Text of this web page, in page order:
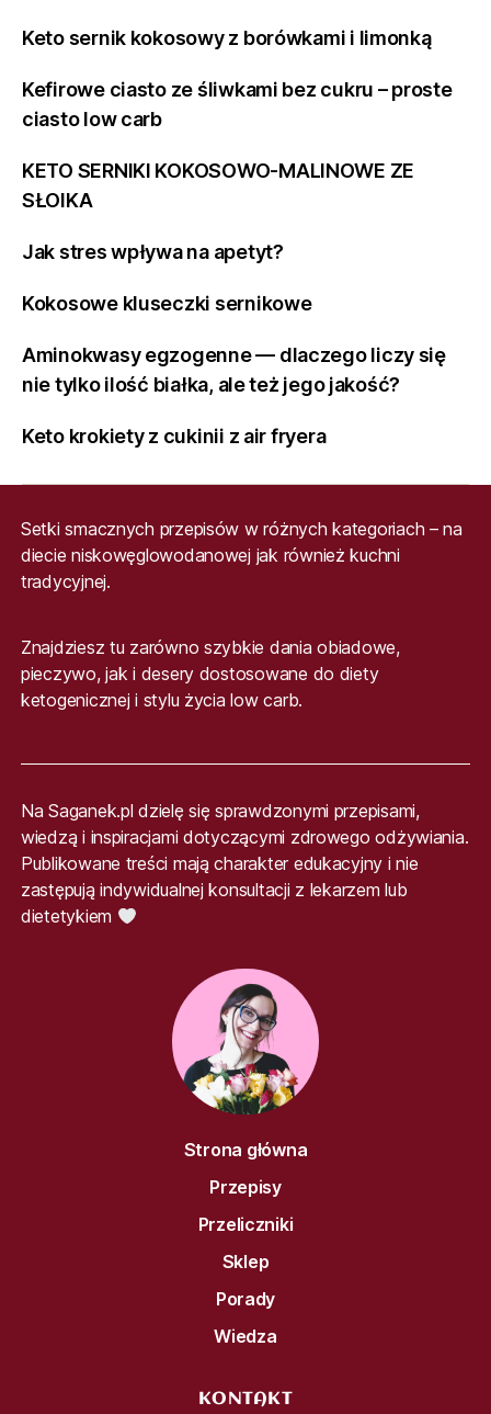
Keto sernik kokosowy z borówkami i limonką
Kefirowe ciasto ze śliwkami bez cukru – proste
ciasto low carb
KETO SERNIKI KOKOSOWO-MALINOWE ZE
SŁOIKA
Jak stres wpływa na apetyt?
Kokosowe kluseczki sernikowe
Aminokwasy egzogenne — dlaczego liczy się
nie tylko ilość białka, ale też jego jakość?
Keto krokiety z cukinii z air fryera
Setki smacznych przepisów w różnych kategoriach – na
diecie niskowęglowodanowej jak również kuchni
tradycyjnej.
Znajdziesz tu zarówno szybkie dania obiadowe,
pieczywo, jak i desery dostosowane do diety
ketogenicznej i stylu życia low carb.
Na Saganek.pl dzielę się sprawdzonymi przepisami,
wiedzą i inspiracjami dotyczącymi zdrowego odżywiania.
Publikowane treści mają charakter edukacyjny i nie
zastępują indywidualnej konsultacji z lekarzem lub
dietetykiem
Strona główna
Przepisy
Przeliczniki
Sklep
Porady
Wiedza
KONTAKT